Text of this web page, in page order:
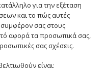
για την εξέταση
και το πώς αυτές
σας στους
αφορά τα προσωπικά σας,
σας σχέσεις.
είναι: